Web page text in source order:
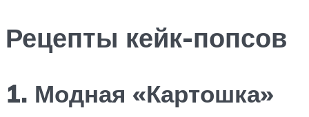
Рецепты кейк-попсов
1. Модная «Картошка»